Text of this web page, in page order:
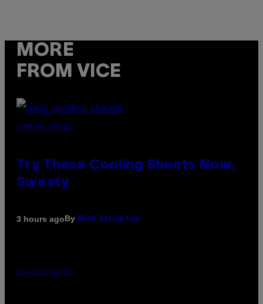
MORE
FROM VICE
COMFORT SPACES
Try These Cooling Sheets Now,
Sweaty
3 hours agoBy Nick Stockton
VIA ELECTACTIC